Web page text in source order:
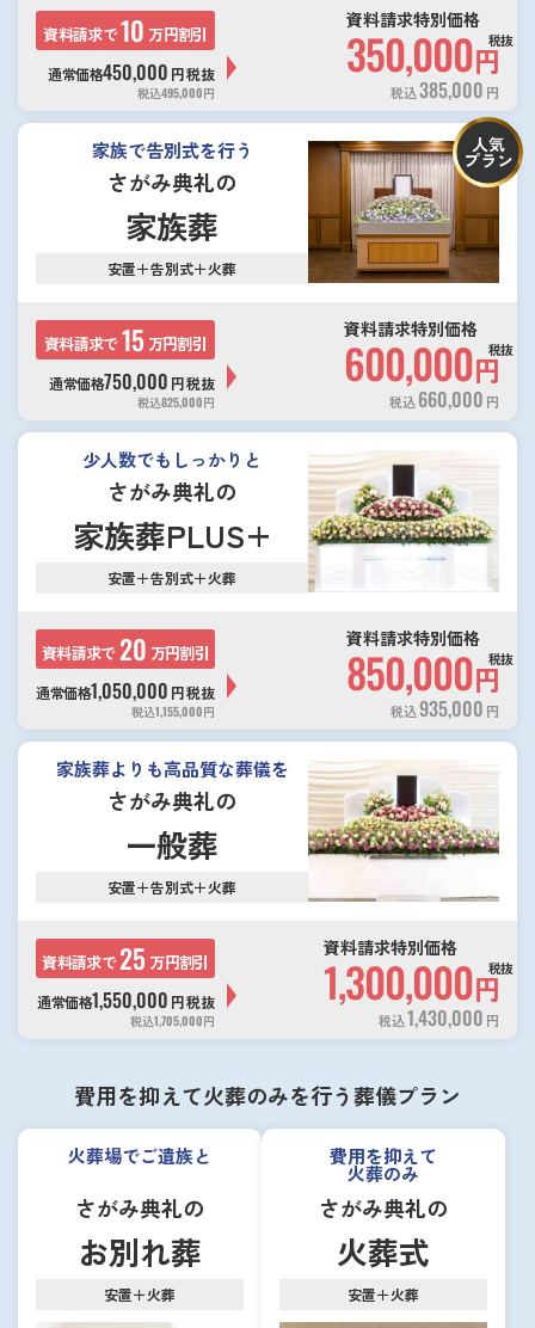
資料請求で10 万円割引
通常価格450,000 円税抜
税込495,000円
資料請求特別価格
350,000円
税抜
税込385,000 円
家族で告別式を行う
さがみ典礼の
家族葬
安置＋告別式＋火葬
人気
プラン
資料請求で15 万円割引
通常価格750,000 円税抜
税込825,000円
資料請求特別価格
600,000円
税抜
税込660,000 円
少人数でもしっかりと
さがみ典礼の
家族葬PLUS+
安置＋告別式＋火葬
資料請求で 20 万円割引
通常価格1,050,000 円税抜
税込1,155,000円
資料請求特別価格
850,000円
税抜
税込935,000 円
家族葬よりも高品質な葬儀を
さがみ典礼の
一般葬
安置＋告別式＋火葬
資料請求で 25 万円割引
通常価格1,550,000 円税抜
税込1,705,000円
資料請求特別価格
1,300,000円
税抜
税込1,430,000 円
費用を抑えて火葬のみを行う葬儀プラン
火葬場でご遺族と
さがみ典礼の
お別れ葬
安置＋火葬
費用を抑えて
火葬のみ
さがみ典礼の
火葬式
安置＋火葬